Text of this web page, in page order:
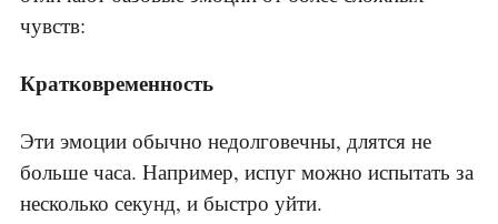
чувств:
Кратковременность
Эти эмоции обычно недолговечны, длятся не
больше часа. Например, испуг можно испытать за
несколько секунд, и быстро уйти.